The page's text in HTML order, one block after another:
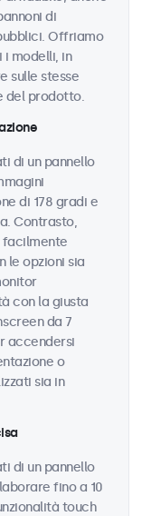
di
Offriamo
i modelli, in
sulle stesse
del prodotto.
di un pannello
di 178 gradi e
Contrasto,
facilmente
le opzioni sia
con la giusta
da 7
accendersi
o
sia in
di un pannello
fino a 10
touch